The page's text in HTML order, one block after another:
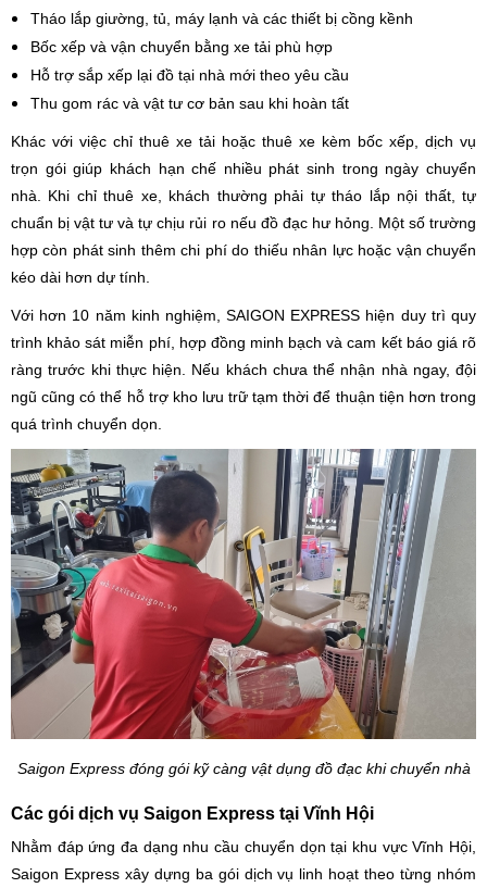
Tháo lắp giường, tủ, máy lạnh và các thiết bị cồng kềnh
Bốc xếp và vận chuyển bằng xe tải phù hợp
Hỗ trợ sắp xếp lại đồ tại nhà mới theo yêu cầu
Thu gom rác và vật tư cơ bản sau khi hoàn tất
Khác với việc chỉ thuê xe tải hoặc thuê xe kèm bốc xếp, dịch vụ
trọn gói giúp khách hạn chế nhiều phát sinh trong ngày chuyển
nhà. Khi chỉ thuê xe, khách thường phải tự tháo lắp nội thất, tự
chuẩn bị vật tư và tự chịu rủi ro nếu đồ đạc hư hỏng. Một số trường
hợp còn phát sinh thêm chi phí do thiếu nhân lực hoặc vận chuyển
kéo dài hơn dự tính.
Với hơn 10 năm kinh nghiệm, SAIGON EXPRESS hiện duy trì quy
trình khảo sát miễn phí, hợp đồng minh bạch và cam kết báo giá rõ
ràng trước khi thực hiện. Nếu khách chưa thể nhận nhà ngay, đội
ngũ cũng có thể hỗ trợ kho lưu trữ tạm thời để thuận tiện hơn trong
quá trình chuyển dọn.
Saigon Express đóng gói kỹ càng vật dụng đồ đạc khi chuyển nhà
Các gói dịch vụ Saigon Express tại Vĩnh Hội
Nhằm đáp ứng đa dạng nhu cầu chuyển dọn tại khu vực Vĩnh Hội,
Saigon Express xây dựng ba gói dịch vụ linh hoạt theo từng nhóm